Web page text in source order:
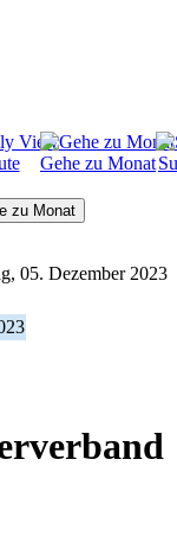
Gehe zu Monat
zu Monat
05. Dezember 2023